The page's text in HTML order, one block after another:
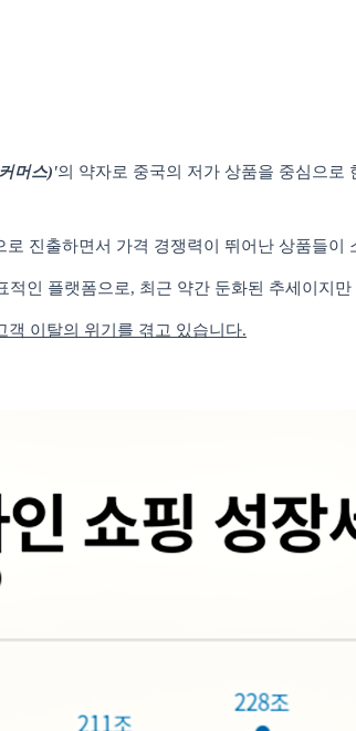
머스)'의 약자로 중국의 저가 상품을 중심으로
로 진출하면서 가격 경쟁력이 뛰어난 상품들이
적인 플랫폼으로, 최근 약간 둔화된 추세이지
객 이탈의 위기를 겪고 있습니다.